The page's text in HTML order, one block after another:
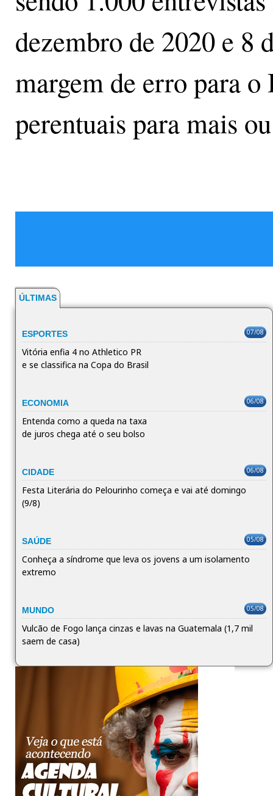
dezembro de 2020 e 8
margem de erro para
perentuais para mais
ÚLTIMAS
ESPORTES 07/08
Vitória enfia 4 no Athletico PR
e se classifica na Copa do Brasil
ECONOMIA 06/08
Entenda como a queda na taxa
de juros chega até o seu bolso
CIDADE 06/08
Festa Literária do Pelourinho começa e vai até domingo
(9/8)
SAÚDE 05/08
Conheça a síndrome que leva os jovens a um isolamento
extremo
MUNDO 05/08
Vulcão de Fogo lança cinzas e lavas na Guatemala (1,7 mil
saem de casa)